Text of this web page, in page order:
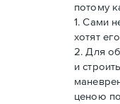
потому
1. Сами
хотят
2. Для
и
ценою